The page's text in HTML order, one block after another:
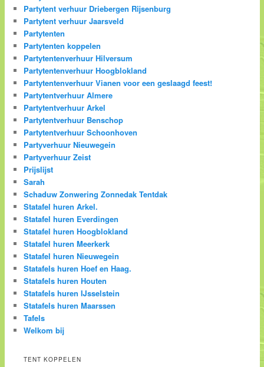
Partytent verhuur Driebergen Rijsenburg
Partytent verhuur Jaarsveld
Partytenten
Partytenten koppelen
Partytentenverhuur Hilversum
Partytentenverhuur Hoogblokland
Partytentenverhuur Vianen voor een geslaagd feest!
Partytentverhuur Almere
Partytentverhuur Arkel
Partytentverhuur Benschop
Partytentverhuur Schoonhoven
Partyverhuur Nieuwegein
Partyverhuur Zeist
Prijslijst
Sarah
Schaduw Zonwering Zonnedak Tentdak
Statafel huren Arkel.
Statafel huren Everdingen
Statafel huren Hoogblokland
Statafel huren Meerkerk
Statafel huren Nieuwegein
Statafels huren Hoef en Haag.
Statafels huren Houten
Statafels huren IJsselstein
Statafels huren Maarssen
Tafels
Welkom bij
TENT KOPPELEN